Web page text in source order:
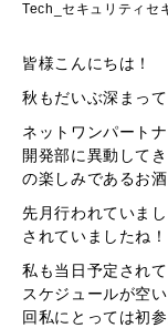
Tech_セキュリティセ
皆様こんにちは！
秋もだいぶ深まっ
ネットワンパート
開発部に異動して
の楽しみであるお
先月行われていま
されていましたね！
私も当日予定され
スケジュールが空
回私にとっては初